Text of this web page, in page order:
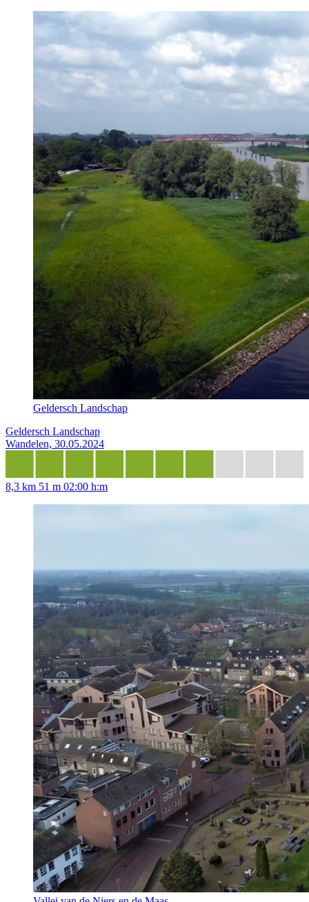
Geldersch Landschap
Geldersch Landschap
Wandelen, 30.05.2024
8,3 km 51 m 02:00 h:m